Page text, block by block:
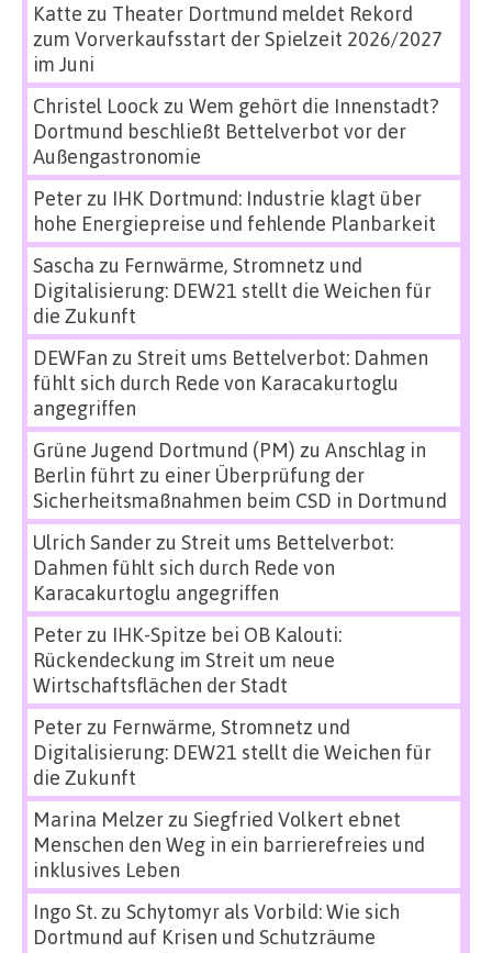
Katte zu Theater Dortmund meldet Rekord
zum Vorverkaufsstart der Spielzeit 2026/2027
im Juni
Christel Loock zu Wem gehört die Innenstadt?
Dortmund beschließt Bettelverbot vor der
Außengastronomie
Peterzu IHK Dortmund: Industrie klagt über
hohe Energiepreise und fehlende Planbarkeit
Sascha zu Fernwärme, Stromnetz und
Digitalisierung: DEW21 stellt die Weichen für
die Zukunft
DEWFan zu Streit ums Bettelverbot: Dahmen
fühlt sich durch Rede von Karacakurtoglu
angegriffen
Grüne Jugend Dortmund (PM) zu Anschlag in
Berlin führt zu einer Überprüfung der
Sicherheitsmaßnahmen beim CSD in Dortmund
Ulrich Sanderzu Streit ums Bettelverbot:
Dahmen fühlt sich durch Rede von
Karacakurtoglu angegriffen
Peterzu IHK-Spitze bei OB Kalouti:
Rückendeckung im Streit um neue
Wirtschaftsflächen der Stadt
Peterzu Fernwärme, Stromnetz und
Digitalisierung: DEW21 stellt die Weichen für
die Zukunft
Marina Melzerzu Siegfried Volkert ebnet
Menschen den Weg in ein barrierefreies und
inklusives Leben
Ingo St.zu Schytomyr als Vorbild: Wie sich
Dortmund auf Krisen und Schutzräume